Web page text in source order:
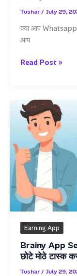
Tushar / July 29,
क्या आप Whatsapp
आप
2025
पैसे
कैसे
कमाए
बेहतरीन
तरीके
Read Post »
Earning App
Brainy App
छोटे मोठे टास्क
Tushar / July 29,